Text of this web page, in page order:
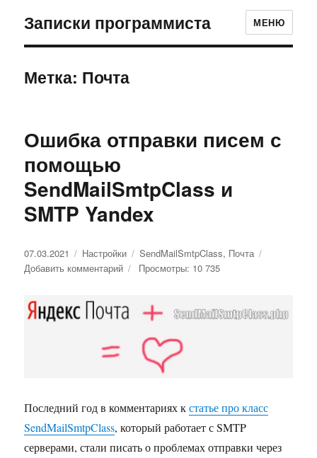
Записки программиста МЕНЮ
Метка: Почта
Ошибка отправки писем с
помощью
SendMailSmtpClass и
SMTP Yandex
Опубликовано
07.03.2021 Рубрики
Настройки Метки
SendMailSmtpClass, Почта
Добавить комментарий
отправки
помощью
SendMailSmtpClass
Yandex
Просмотры: 10 735
Последний год в комментариях кстатье про класс
SendMailSmtpClass, который работает с SMTP
серверами, стали писать о проблемах отправки через